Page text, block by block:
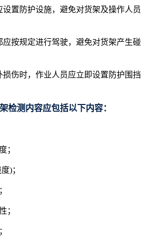
设置防护设施，避免对货架及操作人员
应按规定进行驾驶，避免对货架产生碰
损伤时，作业人员应立即设置防护围挡
检测内容应包括以下内容：
；
)；
；